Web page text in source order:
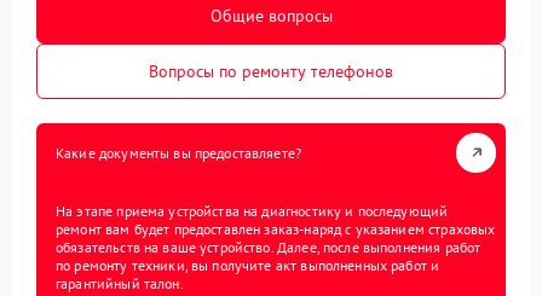
Общие вопросы
Вопросы по ремонту телефонов
Какие документы вы предоставляете?
На этапе приема устройства на диагностику и последующий
ремонт вам будет предоставлен заказ-наряд с указанием страховых
обязательств на ваше устройство. Далее, после выполнения работ
по ремонту техники, вы получите акт выполненных работ и
гарантийный талон.